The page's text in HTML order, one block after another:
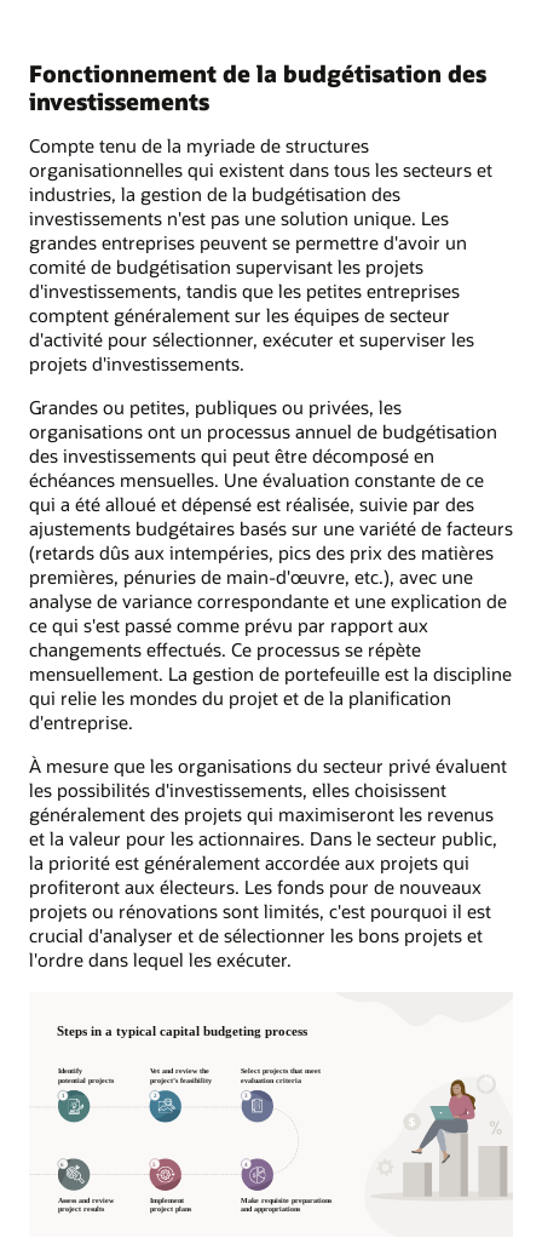
Fonctionnement de la budgétisation des
investissements
Compte tenu de la myriade de structures
organisationnelles qui existent dans tous les secteurs et
industries, la gestion de la budgétisation des
investissements n'est pas une solution unique. Les
grandes entreprises peuvent se permettre d'avoir un
comité de budgétisation supervisant les projets
d'investissements, tandis que les petites entreprises
comptent généralement sur les équipes de secteur
d'activité pour sélectionner, exécuter et superviser les
projets d'investissements.
Grandes ou petites, publiques ou privées, les
organisations ont un processus annuel de budgétisation
des investissements qui peut être décomposé en
échéances mensuelles. Une évaluation constante de ce
qui a été alloué et dépensé est réalisée, suivie par des
ajustements budgétaires basés sur une variété de facteurs
(retards dûs aux intempéries, pics des prix des matières
premières, pénuries de main-d'œuvre, etc.), avec une
analyse de variance correspondante et une explication de
ce qui s'est passé comme prévu par rapport aux
changements effectués. Ce processus se répète
mensuellement. La gestion de portefeuille est la discipline
qui relie les mondes du projet et de la planification
d'entreprise.
À mesure que les organisations du secteur privé évaluent
les possibilités d'investissements, elles choisissent
généralement des projets qui maximiseront les revenus
et la valeur pour les actionnaires. Dans le secteur public,
la priorité est généralement accordée aux projets qui
profiteront aux électeurs. Les fonds pour de nouveaux
projets ou rénovations sont limités, c'est pourquoi il est
crucial d'analyser et de sélectionner les bons projets et
l'ordre dans lequel les exécuter.